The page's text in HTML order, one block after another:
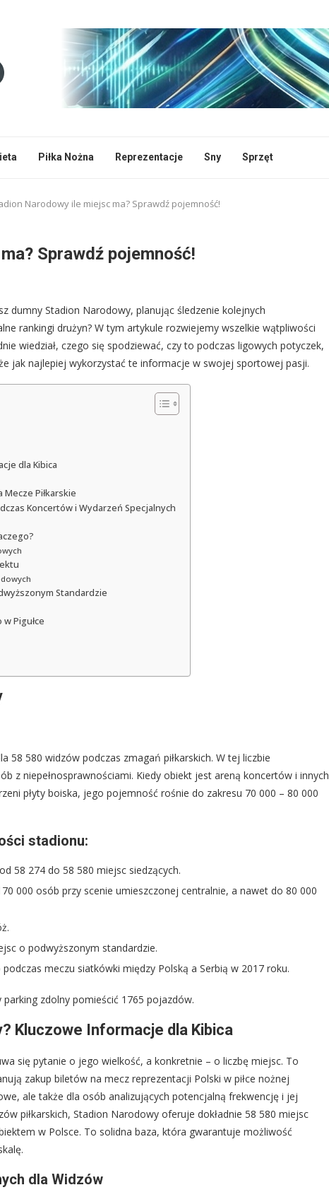
Piłka Nożna Reprezentacje Sny Sprzęt
Narodowy ile miejsc ma? Sprawdź pojemność!
Sprawdź pojemność!
dumny Stadion Narodowy, planując śledzenie kolejnych
rankingi drużyn? W tym artykule rozwiejemy wszelkie wątpliwości
wiedział, czego się spodziewać, czy to podczas ligowych potyczek,
jak najlepiej wykorzystać te informacje w swojej sportowej pasji.
dla Kibica
Piłkarskie
Koncertów i Wydarzeń Specjalnych
Standardzie
Pigułce
58 580 widzów podczas zmagań piłkarskich. W tej liczbie
z niepełnosprawnościami. Kiedy obiekt jest areną koncertów i innych
płyty boiska, jego pojemność rośnie do zakresu 70 000 – 80 000
stadionu:
58 274 do 58 580 miejsc siedzących.
000 osób przy scenie umieszczonej centralnie, a nawet do 80 000
o podwyższonym standardzie.
meczu siatkówki między Polską a Serbią w 2017 roku.
zdolny pomieścić 1765 pojazdów.
Kluczowe Informacje dla Kibica
się pytanie o jego wielkość, a konkretnie – o liczbę miejsc. To
zakup biletów na mecz reprezentacji Polski w piłce nożnej
ale także dla osób analizujących potencjalną frekwencję i jej
piłkarskich, Stadion Narodowy oferuje dokładnie 58 580 miejsc
w Polsce. To solidna baza, która gwarantuje możliwość
dla Widzów